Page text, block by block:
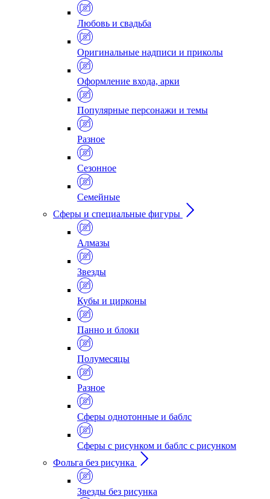
Любовь и свадьба
Оригинальные надписи и приколы
Оформление входа, арки
Популярные персонажи и темы
Разное
Сезонное
Семейные
Сферы и специальные фигуры
Алмазы
Звезды
Кубы и цирконы
Панно и блоки
Полумесяцы
Разное
Сферы однотонные и баблс
Сферы с рисунком и баблс с рисунком
Фольга без рисунка
Звезды без рисунка